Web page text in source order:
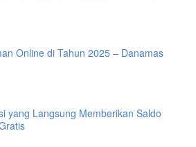
Online di Tahun 2025 – Danamas
yang Langsung Memberikan Saldo